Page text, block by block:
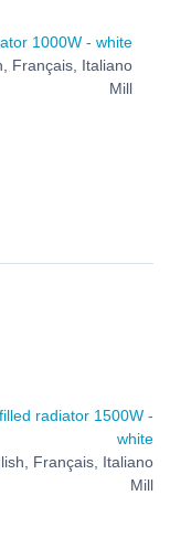
1000W - white
Français, Italiano
Mill
radiator 1500W -
white
Français, Italiano
Mill